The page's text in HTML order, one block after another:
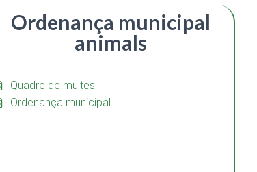
Ordenança municipal
animals
Quadre de multes
Ordenança municipal